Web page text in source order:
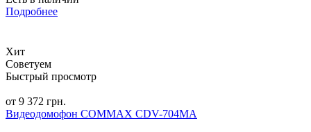
Подробнее
Хит
Советуем
Быстрый просмотр
от 9 372 грн.
Видеодомофон COMMAX CDV-704MA